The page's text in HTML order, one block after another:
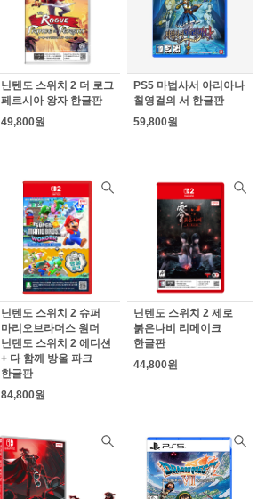
닌텐도 스위치 2 더 로그
페르시아 왕자 한글판
49,800원
PS5 마법사서 아리아나
칠영걸의 서 한글판
59,800원
닌텐도 스위치 2 슈퍼
마리오브라더스 원더
닌텐도 스위치 2 에디션
+ 다 함께 방울 파크
한글판
84,800원
닌텐도 스위치 2 제로
붉은나비 리메이크
한글판
44,800원